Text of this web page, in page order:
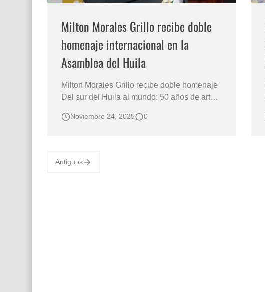
Milton Morales Grillo recibe doble
homenaje internacional en la
Asamblea del Huila
Milton Morales Grillo recibe doble homenaje
Del sur del Huila al mundo: 50 años de arte y
Luzia Moraes La Asamblea Departamental
Noviembre 24, 2025 0
Antiguos